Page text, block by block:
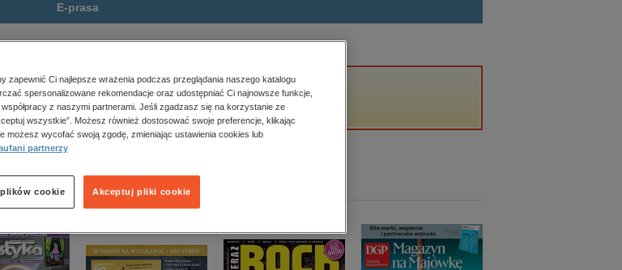
E-prasa
informacyjne
zapewnić Ci najlepsze wrażenia podczas przeglądania naszego katalogu
spersonalizowane rekomendacje oraz udostępniać Ci najnowsze funkcje,
z naszymi partnerami. Jeśli zgadzasz się na korzystanie ze
wszystkie”. Możesz również dostosować swoje preferencje, klikając
możesz wycofać swoją zgodę, zmieniając ustawienia cookies lub
partnerzy
Akceptuj pliki cookie
cookie